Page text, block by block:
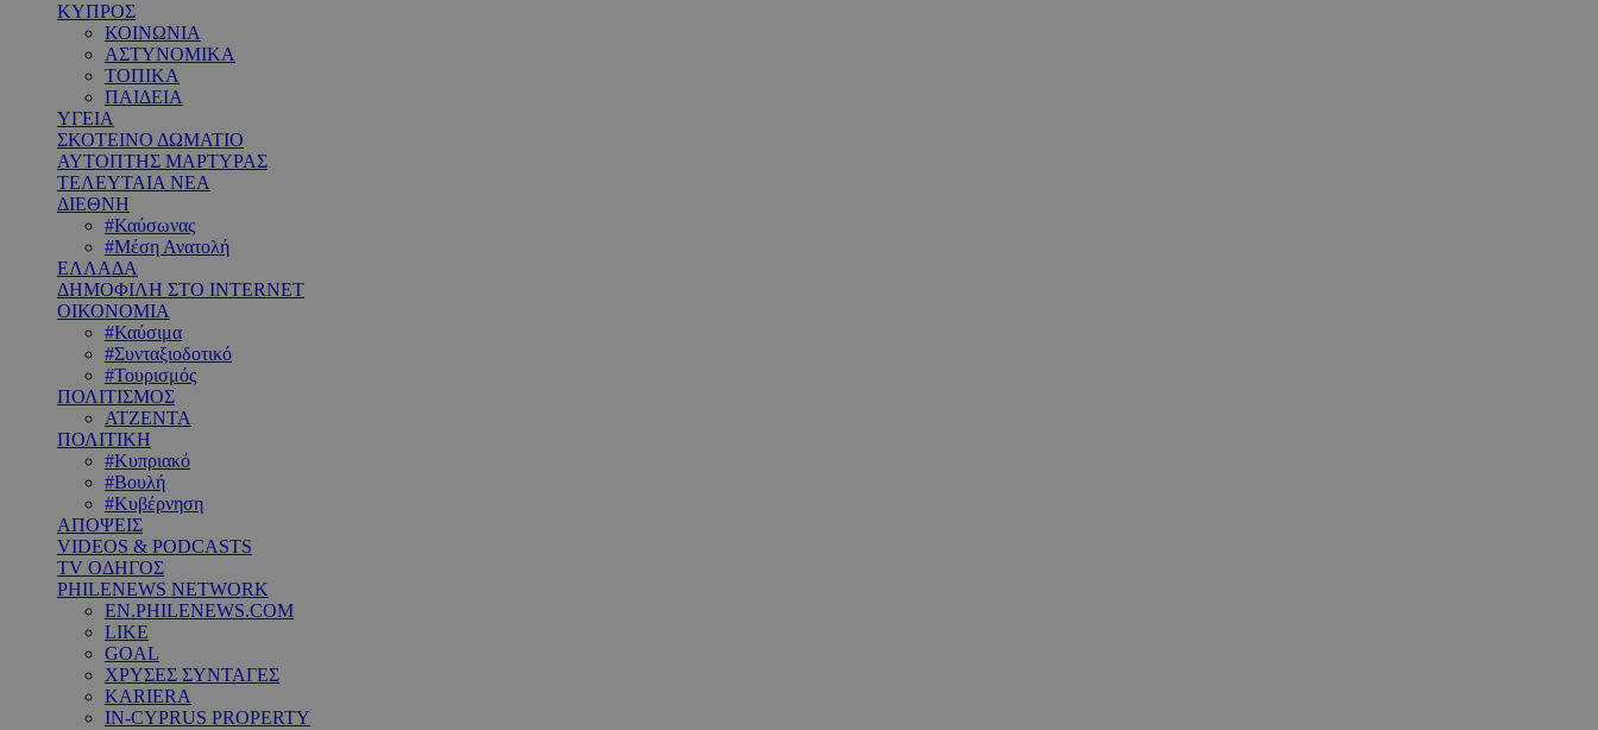
ΚΥΠΡΟΣ
ΚΟΙΝΩΝΙΑ
ΑΣΤΥΝΟΜΙΚΑ
ΤΟΠΙΚΑ
ΠΑΙΔΕΙΑ
ΥΓΕΙΑ
ΣΚΟΤΕΙΝΟ ΔΩΜΑΤΙΟ
ΑΥΤΟΠΤΗΣ ΜΑΡΤΥΡΑΣ
ΤΕΛΕΥΤΑΙΑ ΝΕΑ
ΔΙΕΘΝΗ
#Καύσωνας
#Μέση Ανατολή
ΕΛΛΑΔΑ
ΔΗΜΟΦΙΛΗ ΣΤΟ INTERNET
ΟΙΚΟΝΟΜΙΑ
#Καύσιμα
#Συνταξιοδοτικό
#Τουρισμός
ΠΟΛΙΤΙΣΜΟΣ
ΑΤΖΕΝΤΑ
ΠΟΛΙΤΙΚΗ
#Κυπριακό
#Βουλή
#Κυβέρνηση
ΑΠΟΨΕΙΣ
VIDEOS & PODCASTS
TV ΟΔΗΓΟΣ
PHILENEWS NETWORK
EN.PHILENEWS.COM
LIKE
GOAL
ΧΡΥΣΕΣ ΣΥΝΤΑΓΕΣ
KARIERA
IN-CYPRUS PROPERTY